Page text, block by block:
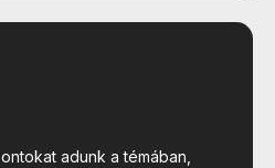
adunk a témában,